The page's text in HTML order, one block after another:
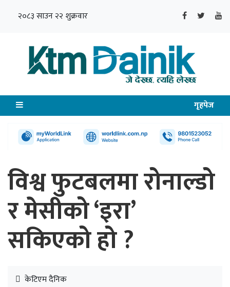
२०८३ साउन २२ शुक्रवार
गृहपेज
विश्व फुटबलमा रोनाल्डो
र मेसीको ‘इरा’
सकिएको हो ?
केटिएम दैनिक